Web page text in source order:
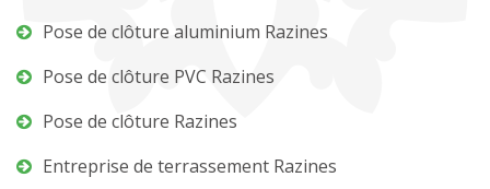
Pose de clôture aluminium Razines
Pose de clôture PVC Razines
Pose de clôture Razines
Entreprise de terrassement Razines